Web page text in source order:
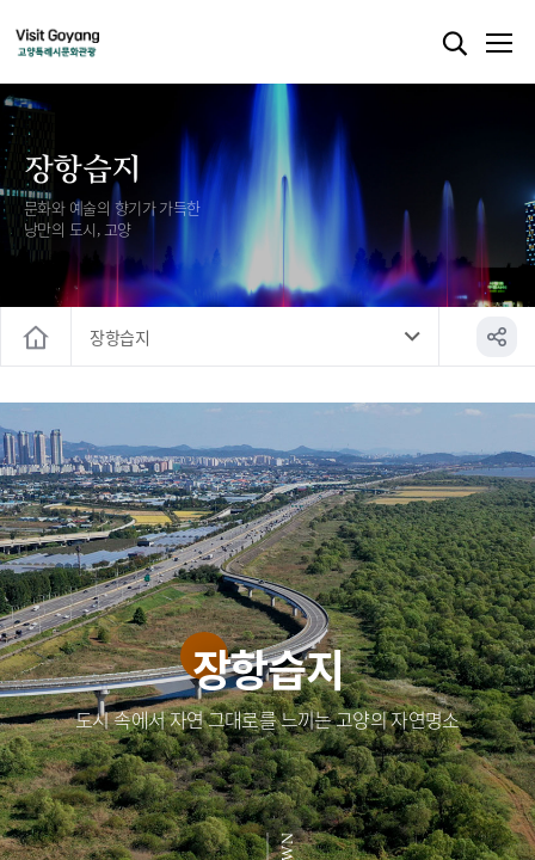
장항습지
문화와 예술의 향기가 가득한
낭만의 도시, 고양
장항습지
장항습지
도시 속에서 자연 그대로를 느끼는 고양의 자연명소